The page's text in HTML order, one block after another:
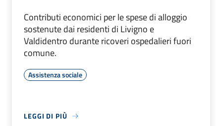
Contributi economici per le spese di alloggio
sostenute dai residenti di Livigno e
Valdidentro durante ricoveri ospedalieri fuori
comune.
Assistenza sociale
LEGGI DI PIÙ